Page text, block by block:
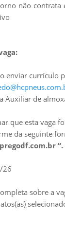
não contrata
enviar currículo
Auxiliar de
que esta vaga
da seguinte
“.
26
sobre a